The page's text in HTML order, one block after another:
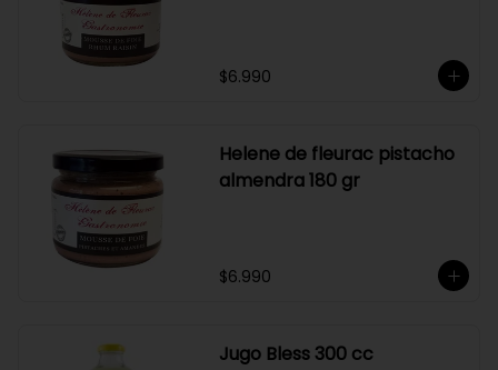
$6.990
Helene de fleurac pistacho
almendra 180 gr
$6.990
Jugo Bless 300 cc